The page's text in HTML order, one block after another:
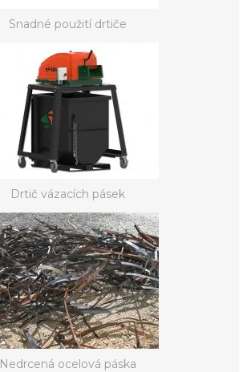
Snadné použití drtiče
Drtič vázacích pásek
Nedrcená ocelová páska